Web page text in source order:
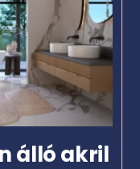
álló akril